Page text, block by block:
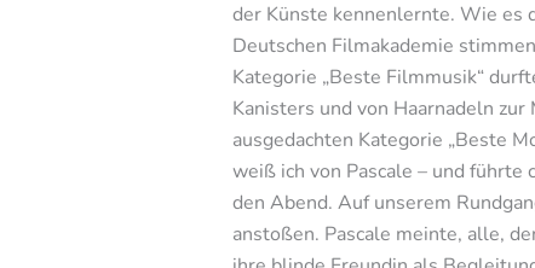
der Künste kennenlernte. Wie es
Deutschen Filmakademie
Kategorie „Beste Filmmusik“
Kanisters und von Haarnadeln
ausgedachten Kategorie „Beste
weiß ich von Pascale – und
den Abend. Auf unserem
anstoßen. Pascale meinte, alle,